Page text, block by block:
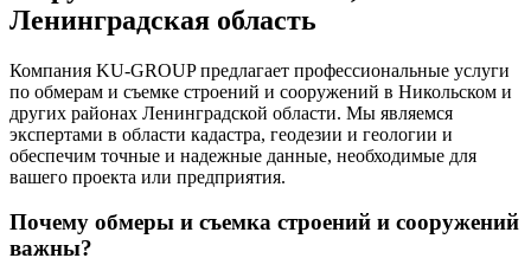
Ленинградская область
Компания KU-GROUP предлагает профессиональные услуги
по обмерам и съемке строений и сооружений в Никольском и
других районах Ленинградской области. Мы являемся
экспертами в области кадастра, геодезии и геологии и
обеспечим точные и надежные данные, необходимые для
вашего проекта или предприятия.
Почему обмеры и съемка строений и сооружений
важны?